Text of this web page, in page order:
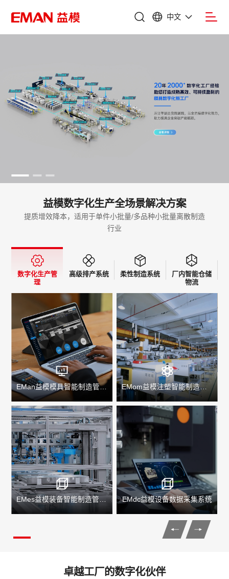
中文
益模数字化生产全场景解决方案
提质增效降本，适用于单件小批量/多品种小批量离散制造
行业
数字化生产管
理
高级排产系统 柔性制造系统
厂内智能仓储
物流
EMan益模模具智能制造管理系统 EMom益模注塑智能制造管理系统
EMes益模装备智能制造管理系统 EMdc益模设备数据采集系统
卓越工厂的数字化伙伴